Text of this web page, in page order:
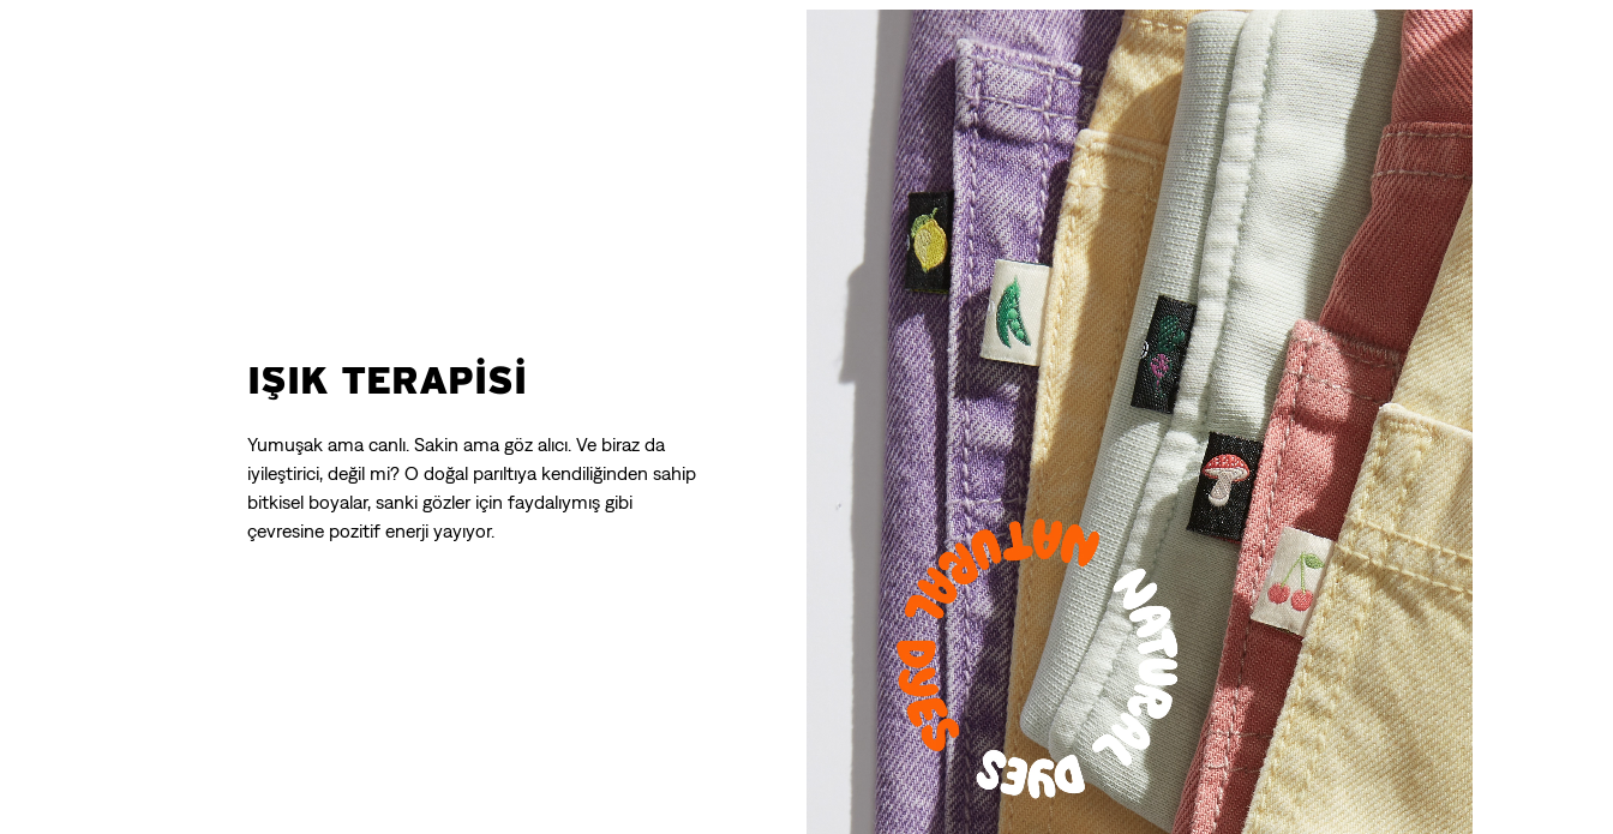
IŞIK TERAPİSİ
Yumuşak ama canlı. Sakin ama göz alıcı. Ve biraz da
iyileştirici, değil mi? O doğal parıltıya kendiliğinden sahip
bitkisel boyalar, sanki gözler için faydalıymış gibi
çevresine pozitif enerji yayıyor.